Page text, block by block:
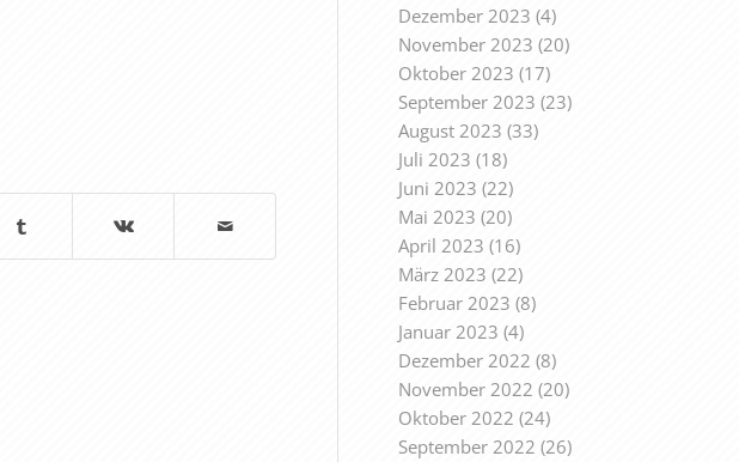
Dezember 2023 (4)
November 2023 (20)
Oktober 2023 (17)
September 2023 (23)
August 2023 (33)
Juli 2023 (18)
Juni 2023 (22)
Mai 2023 (20)
April 2023 (16)
März 2023 (22)
Februar 2023 (8)
Januar 2023 (4)
Dezember 2022 (8)
November 2022 (20)
Oktober 2022 (24)
September 2022 (26)